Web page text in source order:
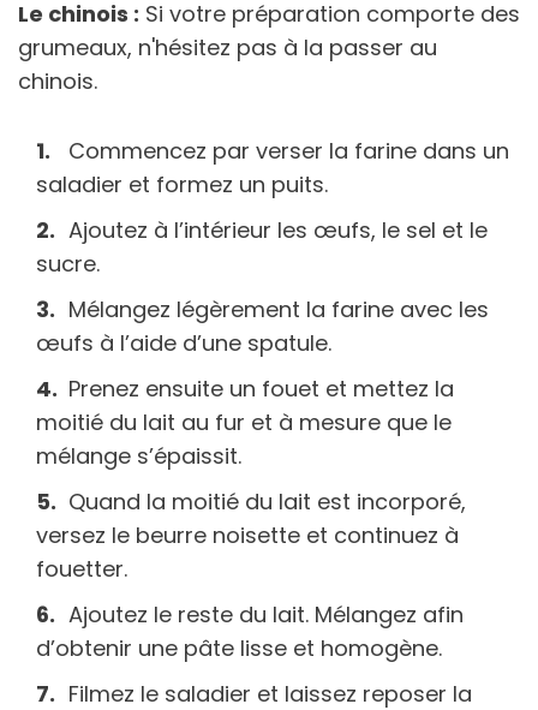
Le chinois : Si votre préparation comporte des
grumeaux, n'hésitez pas à la passer au
chinois.
Commencez par verser la farine dans un
saladier et formez un puits.
Ajoutez à l’intérieur les œufs, le sel et le
sucre.
Mélangez légèrement la farine avec les
œufs à l’aide d’une spatule.
Prenez ensuite un fouet et mettez la
moitié du lait au fur et à mesure que le
mélange s’épaissit.
Quand la moitié du lait est incorporé,
versez le beurre noisette et continuez à
fouetter.
Ajoutez le reste du lait. Mélangez afin
d’obtenir une pâte lisse et homogène.
Filmez le saladier et laissez reposer la